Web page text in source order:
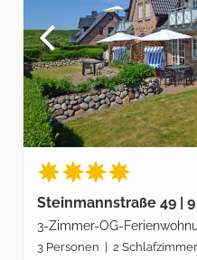
Steinmannstraße 49 | 9
3-Zimmer-OG-
3 Personen | 2